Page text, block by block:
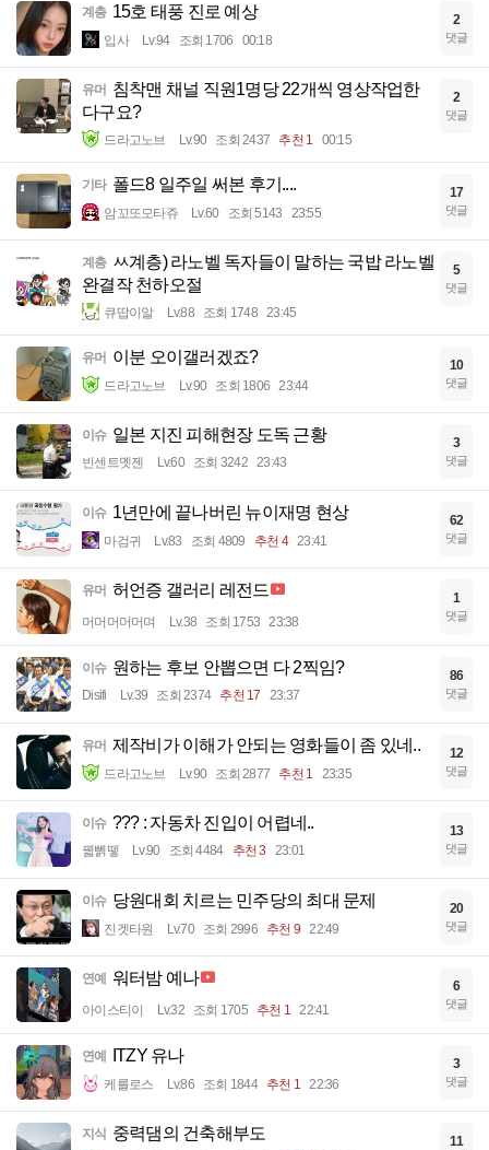
계층 15호 태풍 진로 예상
입사 Lv.94 조회 1706 00:18
2
댓글
유머 침착맨 채널 직원1명당 22개씩 영상작업한
다구요?
드라고노브 Lv.90 조회 2437 추천 1 00:15
2
댓글
기타 폴드8 일주일 써본 후기....
암꼬또모타쥬 Lv.60 조회 5143 23:55
17
댓글
계층 ㅆ계층) 라노벨 독자들이 말하는 국밥 라노벨
완결작 천하오절
큐땁이알 Lv.88 조회 1748 23:45
5
댓글
유머 이분 오이갤러겠죠?
드라고노브 Lv.90 조회 1806 23:44
10
댓글
이슈 일본 지진 피해현장 도독 근황
빈센트멧젠 Lv.60 조회 3242 23:43
3
댓글
이슈 1년만에 끝나버린 뉴이재명 현상
마검귀 Lv.83 조회 4809 추천 4 23:41
62
댓글
유머 허언증 갤러리 레전드
머머머머머며 Lv.38 조회 1753 23:38
1
댓글
이슈 원하는 후보 안뽑으면 다 2찍임?
Disifi Lv.39 조회 2374 추천 17 23:37
86
댓글
유머 제작비가 이해가 안되는 영화들이 좀 있네..
드라고노브 Lv.90 조회 2877 추천 1 23:35
12
댓글
이슈 ??? : 자동차 진입이 어렵네..
꿻뻵뗗 Lv.90 조회 4484 추천 3 23:01
13
댓글
이슈 당원대회 치르는 민주당의 최대 문제
진겟타원 Lv.70 조회 2996 추천 9 22:49
20
댓글
연예 워터밤 예나
아이스티이 Lv.32 조회 1705 추천 1 22:41
6
댓글
연예 ITZY 유나
케를로스 Lv.86 조회 1844 추천 1 22:36
3
댓글
지식 중력댐의 건축해부도 11